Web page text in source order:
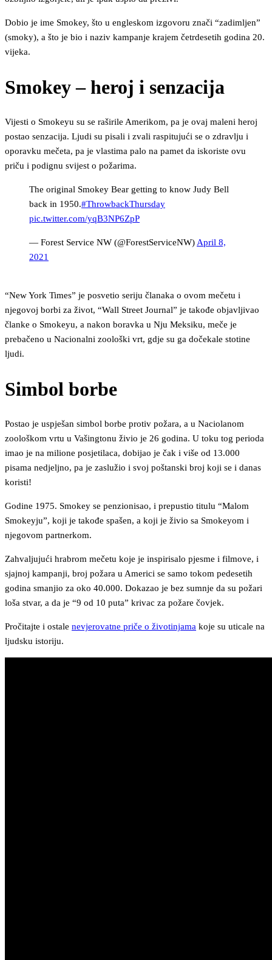
Dobio je ime Smokey, što u engleskom izgovoru znači “zadimljen”
(smoky), a što je bio i naziv kampanje krajem četrdesetih godina 20.
vijeka.
Smokey – heroj i senzacija
Vijesti o Smokeyu su se raširile Amerikom, pa je ovaj maleni heroj
postao senzacija. Ljudi su pisali i zvali raspitujući se o zdravlju i
oporavku mečeta, pa je vlastima palo na pamet da iskoriste ovu
priču i podignu svijest o požarima.
The original Smokey Bear getting to know Judy Bell
back in 1950.#ThrowbackThursday
pic.twitter.com/yqB3NP6ZpP
— Forest Service NW (@ForestServiceNW)April 8,
2021
“New York Times” je posvetio seriju članaka o ovom mečetu i
njegovoj borbi za život, “Wall Street Journal” je takođe objavljivao
članke o Smokeyu, a nakon boravka u Nju Meksiku, meče je
prebačeno u Nacionalni zoološki vrt, gdje su ga dočekale stotine
ljudi.
Simbol borbe
Postao je uspješan simbol borbe protiv požara, a u Naciolanom
zoološkom vrtu u Vašingtonu živio je 26 godina. U toku tog perioda
imao je na milione posjetilaca, dobijao je čak i više od 13.000
pisama nedjeljno, pa je zaslužio i svoj poštanski broj koji se i danas
koristi!
Godine 1975. Smokey se penzionisao, i prepustio titulu “Malom
Smokeyju”, koji je takođe spašen, a koji je živio sa Smokeyom i
njegovom partnerkom.
Zahvaljujući hrabrom mečetu koje je inspirisalo pjesme i filmove, i
sjajnoj kampanji, broj požara u Americi se samo tokom pedesetih
godina smanjio za oko 40.000. Dokazao je bez sumnje da su požari
loša stvar, a da je “9 od 10 puta” krivac za požare čovjek.
Pročitajte i ostale nevjerovatne priče o životinjama koje su uticale na
ljudsku istoriju.